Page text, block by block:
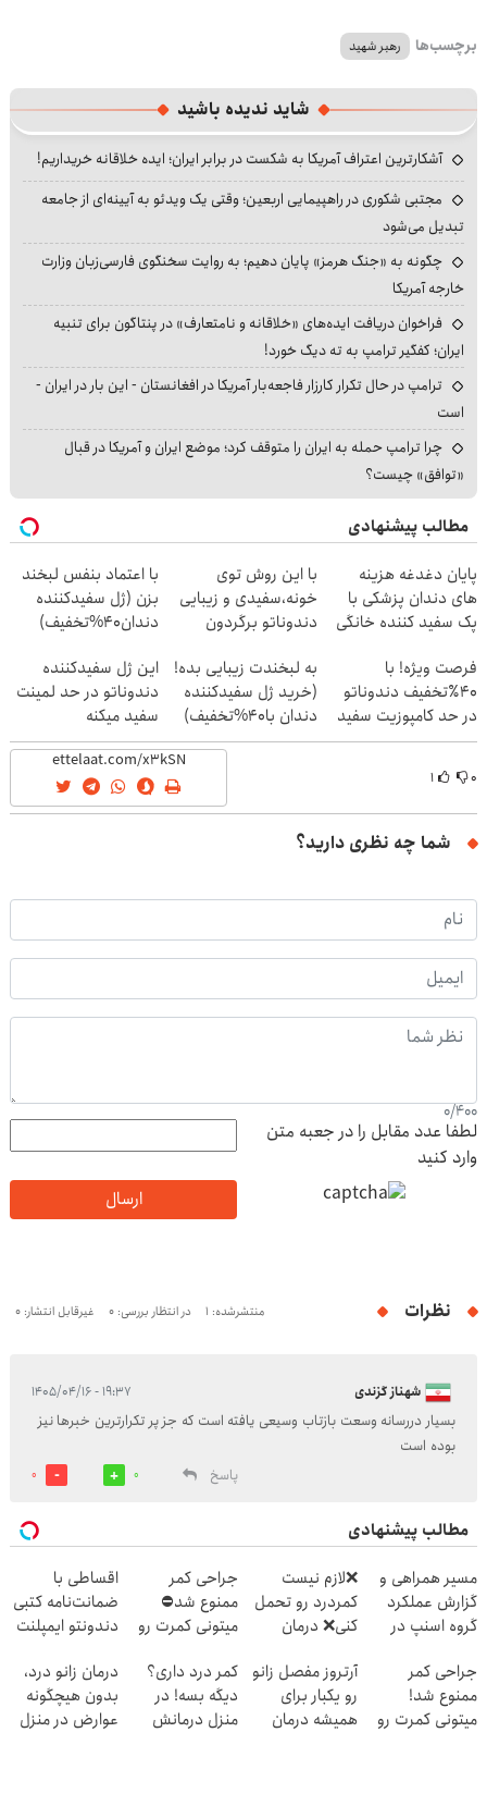
برچسب‌ها رهبر شهید
شاید ندیده باشید
آشکارترین اعتراف آمریکا به شکست در برابر ایران؛ ایده خلاقانه خریداریم!
مجتبی شکوری در راهپیمایی اربعین؛ وقتی یک ویدئو به آیینه‌ای از جامعه
تبدیل می‌شود
چگونه به «جنگ هرمز» پایان دهیم؛ به روایت سخنگوی فارسی‌زبان وزارت
خارجه آمریکا
فراخوان دریافت ایده‌های «خلاقانه و نامتعارف» در پنتاگون برای تنبیه
ایران؛ کفگیر ترامپ به ته دیگ خورد!
ترامپ در حال تکرار کارزار فاجعه‌بار آمریکا در افغانستان - این بار در ایران -
است
چرا ترامپ حمله به ایران را متوقف کرد؛ موضع ایران و آمریکا در قبال
«توافق» چیست؟
مطالب پیشنهادی
پایان دغدغه هزینه
های دندان پزشکی با
پک سفید کننده خانگی
با این روش توی
خونه،سفیدی و زیبایی
دندوناتو برگردون
با اعتماد بنفس لبخند
بزن (ژل سفیدکننده
دندان40%تخفیف)
فرصت ویژه! با
40٪تخفیف دندوناتو
در حد کامپوزیت سفید
کن
به لبخندت زیبایی بده!
(خرید ژل سفیدکننده
دندان با40%تخفیف)
این ژل سفیدکننده
دندوناتو در حد لمینت
سفید میکنه
(40%تخفیف)
۰ ۱
شما چه نظری دارید؟
0/400
لطفا عدد مقابل را در جعبه متن
وارد کنید
ارسال
نظرات منتشرشده: 1 در انتظار بررسی: 0 غیرقابل انتشار: 0
شهناز گزندی ۱۹:۳۷ - ۱۴۰۵/۰۴/۱۶
بسیار دررسانه وسعت بازتاب وسیعی یافته است که جز پر تکرارترین خبرها نیز
بوده است
پاسخ
0
0
مطالب پیشنهادی
مسیر همراهی و
گزارش عملکرد
گروه اسنپ در
❌لازم نیست
کمردرد رو تحمل
کنی❌ درمان
قرص
(پرسشنامه)
جراحی کمر
ممنوع شد⛔
میتونی کمرت رو
کنی! 👈🏻
پرسش‌نامه
اقساطی با
ضمانت‌نامه کتبی
دندونتو ایمپلنت
جراحی کمر
ممنوع شد!
میتونی کمرت رو
آرتروز مفصل زانو
رو یکبار برای
همیشه درمان
کمر درد داری؟
دیگه بسه! در
منزل درمانش
درمان زانو درد،
بدون هیچگونه
عوارض در منزل